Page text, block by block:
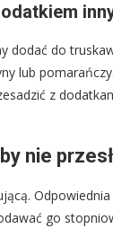
dodać do
lub
z
nie
go